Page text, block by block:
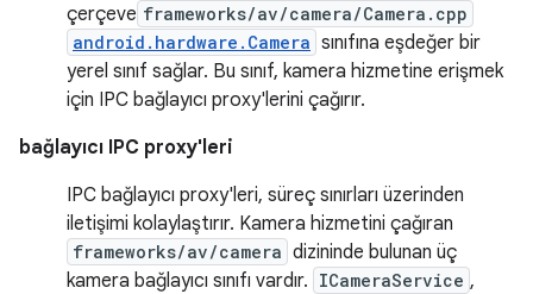
çerçeve frameworks/av/camera/Camera.cpp
android.hardware.Camera sınıfına eşdeğer bir
yerel sınıf sağlar. Bu sınıf, kamera hizmetine erişmek
için IPC bağlayıcı proxy'lerini çağırır.
bağlayıcı IPC proxy'leri
IPC bağlayıcı proxy'leri, süreç sınırları üzerinden
iletişimi kolaylaştırır. Kamera hizmetini çağıran
frameworks/av/camera dizininde bulunan üç
kamera bağlayıcı sınıfı vardır. ICameraService ,